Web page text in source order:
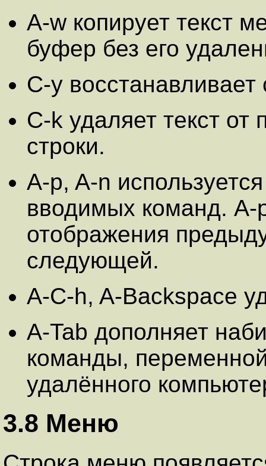
A-w копирует текст
буфер без его
C-y
C-k удаляет текст
строки.
A-p, A-n
вводимых команд. A-
отображения
следующей.
A-C-h, A-Backspace
A-Tab дополняет
команды,
удалённого
3.8 Меню